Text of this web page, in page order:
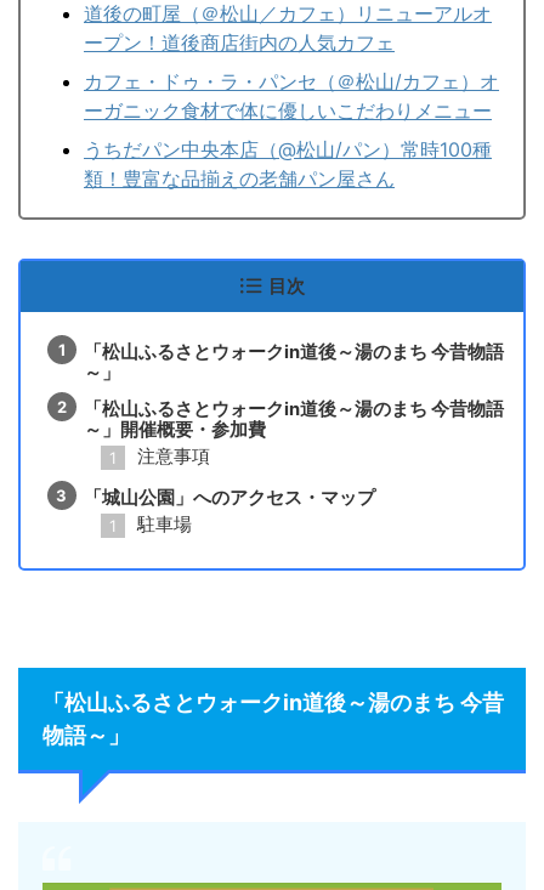
道後の町屋（＠松山／カフェ）リニューアルオ
ープン！道後商店街内の人気カフェ
カフェ・ドゥ・ラ・パンセ（＠松山/カフェ）オ
ーガニック食材で体に優しいこだわりメニュー
うちだパン中央本店（@松山/パン）常時100種
類！豊富な品揃えの老舗パン屋さん
目次
「松山ふるさとウォークin道後～湯のまち 今昔物語
～」
「松山ふるさとウォークin道後～湯のまち 今昔物語
～」開催概要・参加費
注意事項
「城山公園」へのアクセス・マップ
駐車場
「松山ふるさとウォークin道後～湯のまち 今昔
物語～」